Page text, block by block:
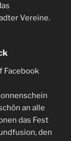
Vereine.
Facebook
an alle
das Fest
den